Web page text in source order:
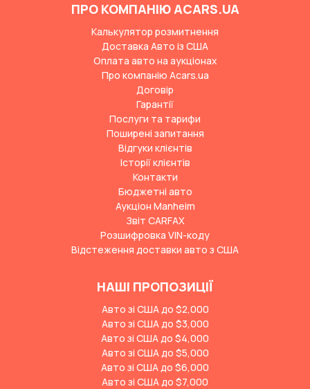
ПРО КОМПАНІЮ ACARS.UA
Калькулятор розмитнення
Доставка Авто із США
Оплата авто на аукціонах
Про компанію Acars.ua
Договір
Гарантії
Послуги та тарифи
Поширені запитання
Відгуки клієнтів
Історії клієнтів
Контакти
Бюджетні авто
Аукціон Manheim
Звіт CARFAX
Розшифровка VIN-коду
Відстеження доставки авто з США
НАШІ ПРОПОЗИЦІЇ
Авто зі США до $2,000
Авто зі США до $3,000
Авто зі США до $4,000
Авто зі США до $5,000
Авто зі США до $6,000
Авто зі США до $7,000